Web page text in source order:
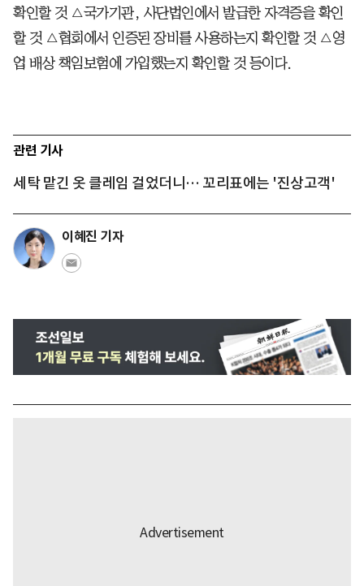
확인할 것 △국가기관, 사단법인에서 발급한 자격증을 확인
할 것 △협회에서 인증된 장비를 사용하는지 확인할 것 △영
업 배상 책임보험에 가입했는지 확인할 것 등이다.
관련 기사
세탁 맡긴 옷 클레임 걸었더니… 꼬리표에는 '진상고객'
이혜진 기자